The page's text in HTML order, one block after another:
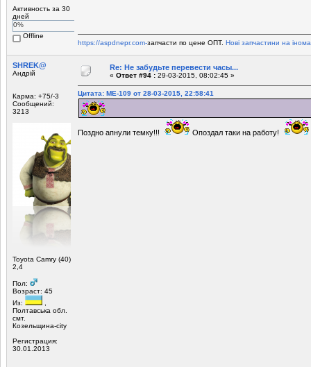
Активность за 30
дней
0%
Offline
https://aspdnepr.com-запчасти по цене ОПТ. Нові запчастини на
SHREK@
Андрій
Карма: +75/-3
Сообщений:
3213
Toyota Camry (40)
2,4
Пол:
Возраст: 45
Из:
,
Полтавська обл.
смт.
Козельщина-city
Регистрация:
30.01.2013
Re: Не забудьте перевести часы...
« Ответ #94 : 29-03-2015, 08:02:45 »
Цитата: МЕ-109 от 28-03-2015, 22:58:41
Поздно апнули темку!!! Опоздал таки на работу!